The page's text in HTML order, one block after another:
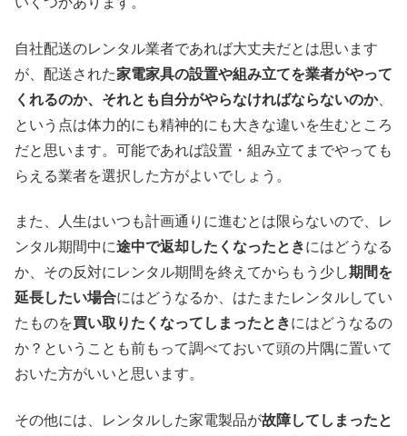
自社配送のレンタル業者であれば大丈夫だとは思います
が、配送された家電家具の設置や組み立てを業者がやって
くれるのか、それとも自分がやらなければならないのか、
という点は体力的にも精神的にも大きな違いを生むところ
だと思います。可能であれば設置・組み立てまでやっても
らえる業者を選択した方がよいでしょう。
また、人生はいつも計画通りに進むとは限らないので、レ
ンタル期間中に途中で返却したくなったときにはどうなる
か、その反対にレンタル期間を終えてからもう少し期間を
延長したい場合にはどうなるか、はたまたレンタルしてい
たものを買い取りたくなってしまったときにはどうなるの
か？ということも前もって調べておいて頭の片隅に置いて
おいた方がいいと思います。
その他には、レンタルした家電製品が故障してしまったと